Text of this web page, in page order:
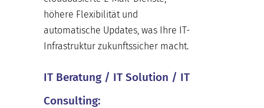
höhere Flexibilität und
automatische Updates, was Ihre IT-
Infrastruktur zukunftssicher macht.
IT Beratung / IT Solution / IT
Consulting: